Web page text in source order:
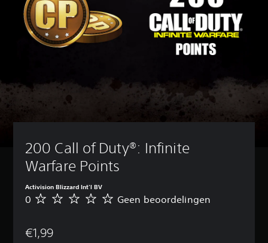
200 Call of Duty®: Infinite
Warfare Points
Activision Blizzard Int'l BV
G
n
0 Geen beoordelingen
€1,99